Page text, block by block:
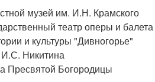
музей им. И.Н. Крамского
театр оперы и балета
и культуры "Дивногорье"
Никитина
Пресвятой Богородицы